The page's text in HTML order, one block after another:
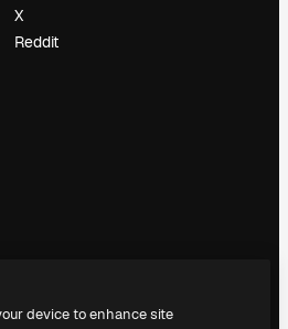
X
Reddit
device to enhance site